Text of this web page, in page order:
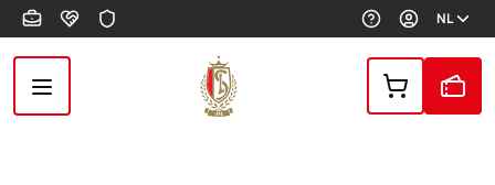
Overslaan en naar de inhoud gaan NL